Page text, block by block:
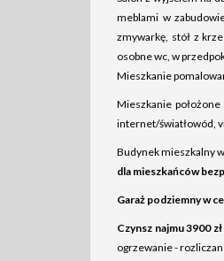
meblami w
zmywarkę, stół z
osobne wc, w
Mieszkanie
Mieszkanie
internet/światłowód,
Budynek mieszkalny
dla mieszkańców
Garaż podziemny w
Czynsz najmu 3900
ogrzewanie -